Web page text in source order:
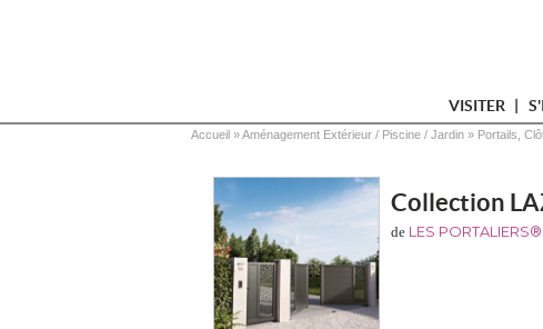
VISITER
Vous êtes ici
Accueil » Aménagement Extérieur / Piscine / Jardin » Portails,
Collection
de LES PORTALIERS®